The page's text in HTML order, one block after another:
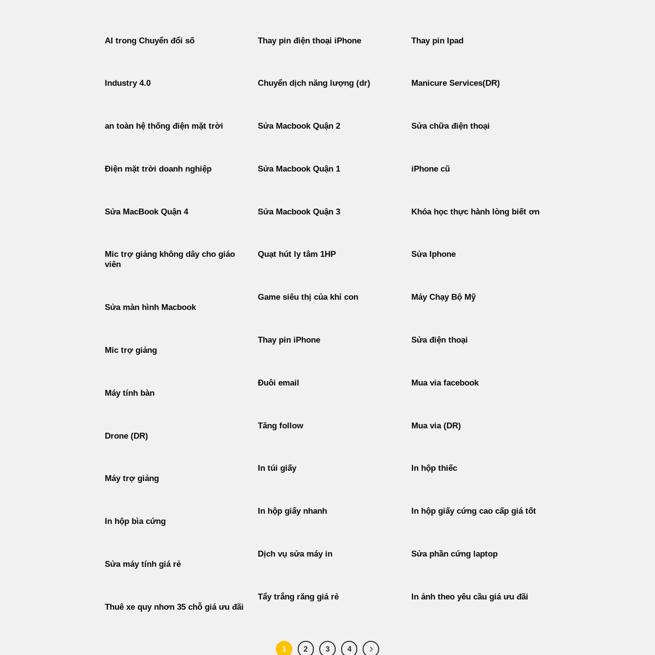
AI trong Chuyển đổi số Thay pin điện thoại iPhone Thay pin Ipad
Industry 4.0 Chuyển dịch năng lượng (dr) Manicure Services(DR)
an toàn hệ thống điện mặt trời Sửa Macbook Quận 2 Sửa chữa điện thoại
Điện mặt trời doanh nghiệp Sửa Macbook Quận 1 iPhone cũ
Sửa MacBook Quận 4 Sửa Macbook Quận 3 Khóa học thực hành lòng biết ơn
Mic trợ giảng không dây cho giáo
viên
Quạt hút ly tâm 1HP Sửa Iphone
Game siêu thị của khỉ con
Máy Chạy Bộ Mỹ
Sửa màn hình Macbook
Thay pin iPhone
Sửa điện thoại
Mic trợ giảng
Đuôi email
Mua via facebook
Máy tính bàn
Tăng follow
Mua via (DR)
Drone (DR)
In túi giấy
In hộp thiếc
Máy trợ giảng
In hộp giấy nhanh
In hộp giấy cứng cao cấp giá tốt
In hộp bìa cứng
Dịch vụ sửa máy in
Sửa phần cứng laptop
Sửa máy tính giá rẻ
Tẩy trắng răng giá rẻ
In ảnh theo yêu cầu giá ưu đãi
Thuê xe quy nhơn 35 chỗ giá ưu đãi
1 2 3 4